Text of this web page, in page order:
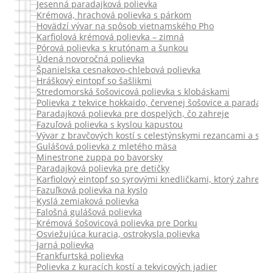
Jesenná paradajková polievka
Krémová, hrachová polievka s párkom
Hovädzí vývar na spôsob vietnamského Pho
Karfiolová krémová polievka – zimná
Pórová polievka s krutónam a šunkou
Údená novoročná polievka
Španielska cesnakovo-chlebová polievka
Hráškový eintopf so šašlikmi
Stredomorská šošovicová polievka s klobáskami
Polievka z tekvice hokkaido, červenej šošovice a paradajok
Paradajková polievka pre dospelých, čo zahreje
Fazuľová polievka s kyslou kapustou
Vývar z bravčových kostí s celestýnskymi rezancami a
Gulášová polievka z mletého mäsa
Minestrone zuppa po bavorsky
Paradajková polievka pre detičky
Karfiolový eintopf so syrovými knedličkami, ktorý zahreje
Fazuľková polievka na kyslo
Kyslá zemiaková polievka
Falošná gulášová polievka
Krémová šošovicová polievka pre Dorku
Osviežujúca kuracia, ostrokysla polievka
Jarná polievka
Frankfurtská polievka
Polievka z kuracích kostí a tekvicových jadier